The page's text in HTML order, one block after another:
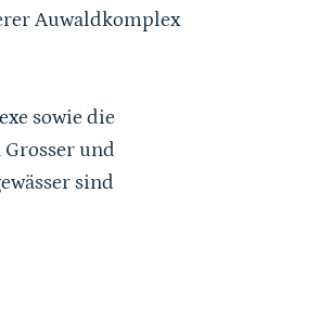
Auwaldkomplex
sowie die
und
sind